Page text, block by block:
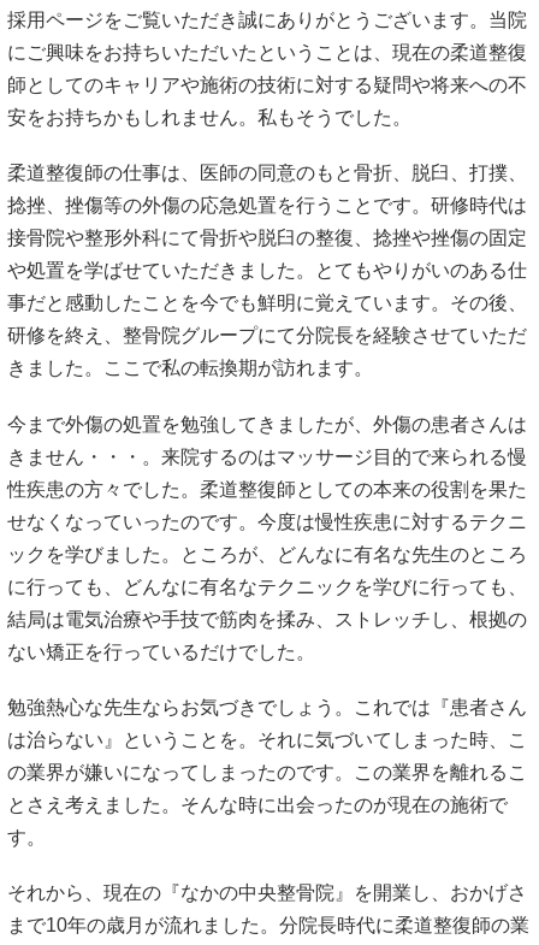
採用ページをご覧いただき誠にありがとうございます。当院
にご興味をお持ちいただいたということは、現在の柔道整復
師としてのキャリアや施術の技術に対する疑問や将来への不
安をお持ちかもしれません。私もそうでした。
柔道整復師の仕事は、医師の同意のもと骨折、脱臼、打撲、
捻挫、挫傷等の外傷の応急処置を行うことです。研修時代は
接骨院や整形外科にて骨折や脱臼の整復、捻挫や挫傷の固定
や処置を学ばせていただきました。とてもやりがいのある仕
事だと感動したことを今でも鮮明に覚えています。その後、
研修を終え、整骨院グループにて分院長を経験させていただ
きました。ここで私の転換期が訪れます。
今まで外傷の処置を勉強してきましたが、外傷の患者さんは
きません・・・。来院するのはマッサージ目的で来られる慢
性疾患の方々でした。柔道整復師としての本来の役割を果た
せなくなっていったのです。今度は慢性疾患に対するテクニ
ックを学びました。ところが、どんなに有名な先生のところ
に行っても、どんなに有名なテクニックを学びに行っても、
結局は電気治療や手技で筋肉を揉み、ストレッチし、根拠の
ない矯正を行っているだけでした。
勉強熱心な先生ならお気づきでしょう。これでは『患者さん
は治らない』ということを。それに気づいてしまった時、こ
の業界が嫌いになってしまったのです。この業界を離れるこ
とさえ考えました。そんな時に出会ったのが現在の施術で
す。
それから、現在の『なかの中央整骨院』を開業し、おかげさ
まで10年の歳月が流れました。分院長時代に柔道整復師の業